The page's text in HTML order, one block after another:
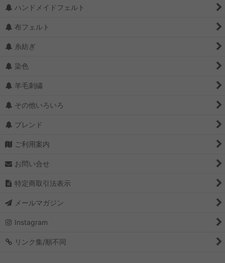
ハンドメイドフェルト
布フェルト
糸紡ぎ
染色
羊毛刺繍
その他いろいろ
ブレンド
ご利用案内
お問い合せ
特定商取引法表示
メールマガジン
Instagram
リンク集/順不同